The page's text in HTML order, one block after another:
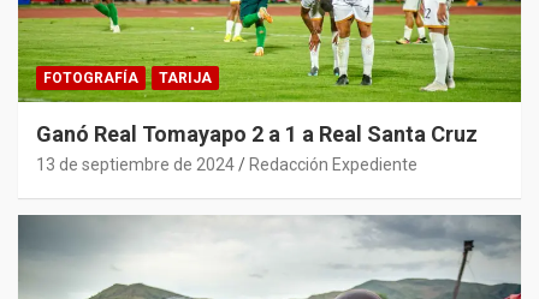
FOTOGRAFÍA TARIJA
Ganó Real Tomayapo 2 a 1 a Real Santa Cruz
13 de septiembre de 2024 Redacción Expediente